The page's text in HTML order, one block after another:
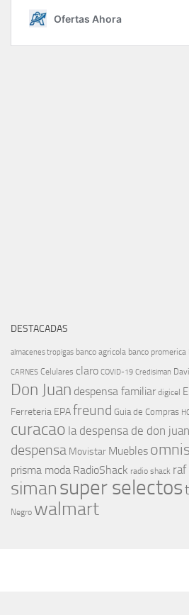
DESTACADAS
almacenes tropigas banco agricola banco promerica
CARNES Celulares claro COVID-19 Credisiman
Don Juan despensa familiar digicel
Ferreteria EPAfreund Guia de Compras
curacao la despensa de don juan
despensa Movistar Muebles
prisma moda RadioShack radio shack raf
simansuper selectos
Negro walmart